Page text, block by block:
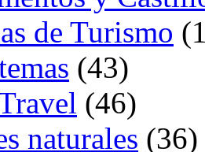
de Turismo
(43)
(46)
naturales (36)